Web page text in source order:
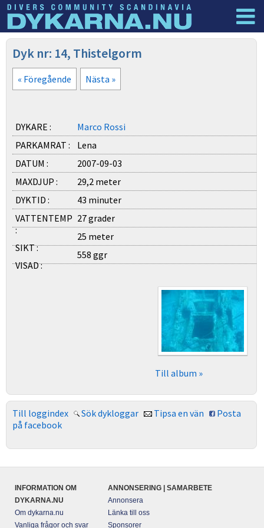
Dyknyheter
Dyk nr: 14, Thistelgorm
« Föregående Nästa »
DYKARE :
Marco Rossi
PARKAMRAT :
Lena
DATUM :
2007-09-03
MAXDJUP :
29,2 meter
DYKTID :
43 minuter
VATTENTEMP
:
27 grader
SIKT :
25 meter
VISAD :
558 ggr
Till album »
Till loggindex Sök dykloggar Tipsa en vän
Posta
på facebook
INFORMATION OM
DYKARNA.NU
Om dykarna.nu
Vanliga frågor och svar
ANNONSERING | SAMARBETE
Annonsera
Länka till oss
Sponsorer